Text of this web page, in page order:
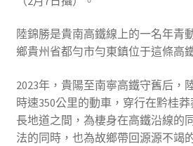
陸錦勝是貴南高鐵線上的一名年青
鄉貴州省都勻市勻東鎮位于這條高
2023年，貴陽至南寧高鐵守舊后，
時速350公里的動車，穿行在黔桂莽
長地道之間，為棲身在高鐵沿線的
法的同時，也為故鄉帶回源源不竭